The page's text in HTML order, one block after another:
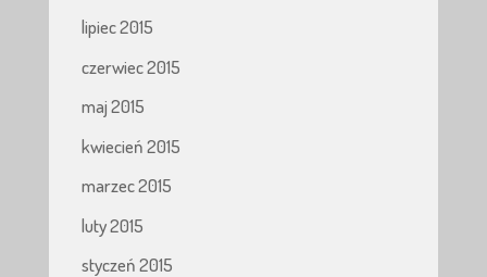
lipiec 2015
czerwiec 2015
maj 2015
kwiecień 2015
marzec 2015
luty 2015
styczeń 2015